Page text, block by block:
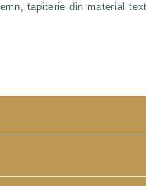
tapiterie din material